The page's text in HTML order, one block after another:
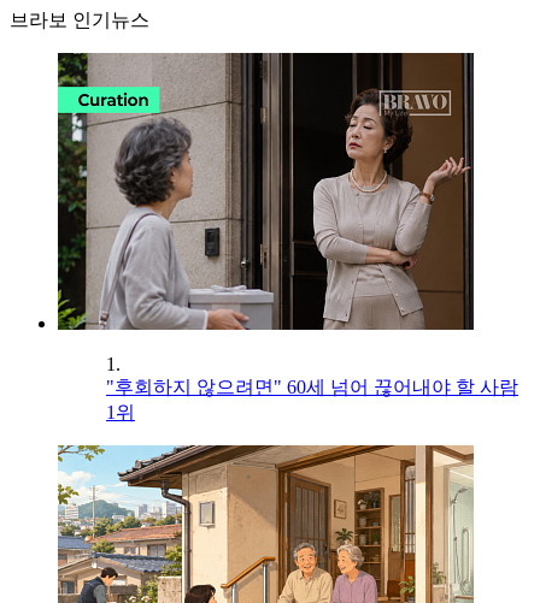
브라보 인기뉴스
1.
"후회하지 않으려면" 60세 넘어 끊어내야 할 사람
1위